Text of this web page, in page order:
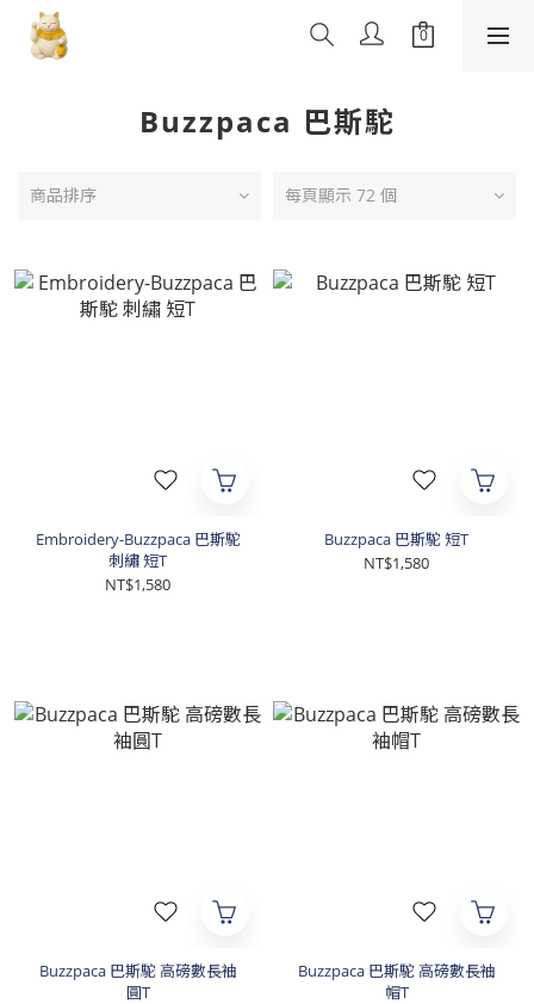
Buzzpaca 巴斯駝
商品排序 每頁顯示 72 個
Embroidery-Buzzpaca 巴斯駝
刺繡 短T
NT$1,580
Buzzpaca 巴斯駝 短T
NT$1,580
Buzzpaca 巴斯駝 高磅數長袖
圓T
Buzzpaca 巴斯駝 高磅數長袖
帽T